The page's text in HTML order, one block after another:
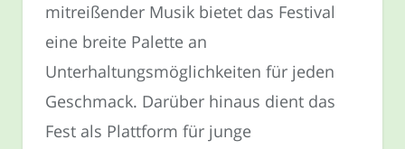
mitreißender Musik bietet das Festival
eine breite Palette an
Unterhaltungsmöglichkeiten für jeden
Geschmack. Darüber hinaus dient das
Fest als Plattform für junge